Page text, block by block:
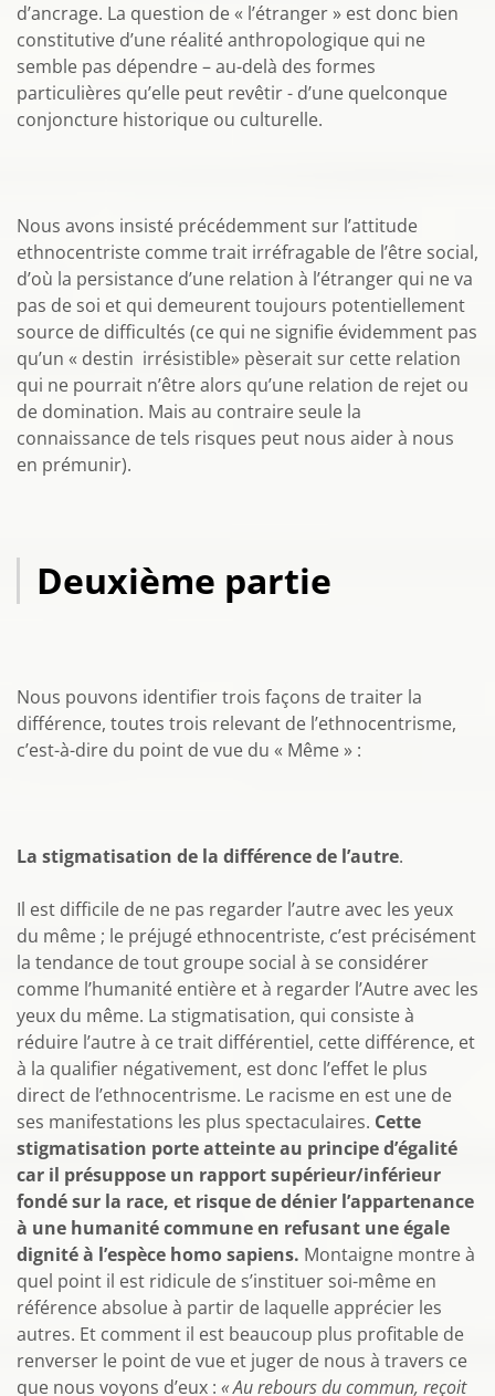
d’ancrage. La question de « l’étranger » est donc bien
constitutive d’une réalité anthropologique qui ne
semble pas dépendre – au-delà des formes
particulières qu’elle peut revêtir - d’une quelconque
conjoncture historique ou culturelle.
Nous avons insisté précédemment sur l’attitude
ethnocentriste comme trait irréfragable de l’être social,
d’où la persistance d’une relation à l’étranger qui ne va
pas de soi et qui demeurent toujours potentiellement
source de difficultés (ce qui ne signifie évidemment pas
qu’un « destin irrésistible» pèserait sur cette relation
qui ne pourrait n’être alors qu’une relation de rejet ou
de domination. Mais au contraire seule la
connaissance de tels risques peut nous aider à nous
en prémunir).
Deuxième partie
Nous pouvons identifier trois façons de traiter la
différence, toutes trois relevant de l’ethnocentrisme,
c’est-à-dire du point de vue du « Même » :
La stigmatisation de la différence de l’autre.
Il est difficile de ne pas regarder l’autre avec les yeux
du même ; le préjugé ethnocentriste, c’est précisément
la tendance de tout groupe social à se considérer
comme l’humanité entière et à regarder l’Autre avec les
yeux du même. La stigmatisation, qui consiste à
réduire l’autre à ce trait différentiel, cette différence, et
à la qualifier négativement, est donc l’effet le plus
direct de l’ethnocentrisme. Le racisme en est une de
ses manifestations les plus spectaculaires. Cette
stigmatisation porte atteinte au principe d’égalité
car il présuppose un rapport supérieur/inférieur
fondé sur la race, et risque de dénier l’appartenance
à une humanité commune en refusant une égale
dignité à l’espèce homo sapiens. Montaigne montre à
quel point il est ridicule de s’instituer soi-même en
référence absolue à partir de laquelle apprécier les
autres. Et comment il est beaucoup plus profitable de
renverser le point de vue et juger de nous à travers ce
que nous voyons d’eux : « Au rebours du commun, reçoit